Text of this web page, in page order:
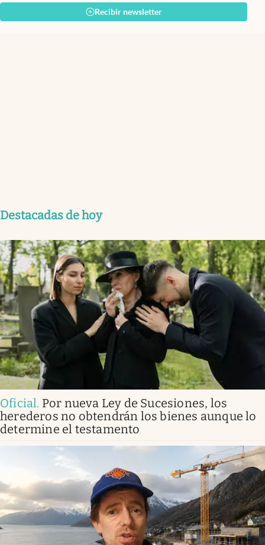
Recibir newsletter
Destacadas de hoy
Oficial. Por nueva Ley de Sucesiones, los
herederos no obtendrán los bienes aunque lo
determine el testamento